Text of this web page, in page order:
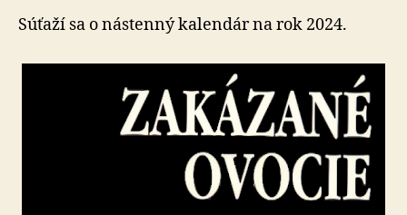
Súťaží sa o nástenný kalendár na rok 2024.